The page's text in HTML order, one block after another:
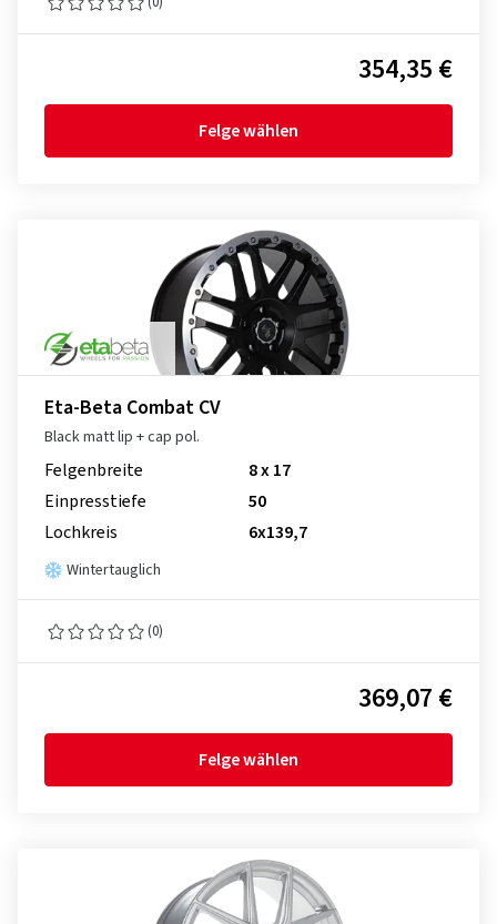
354,35 €
Felge wählen
Eta-Beta Combat CV
Black matt lip + cap pol.
Felgenbreite
8 x 17
Einpresstiefe
50
Lochkreis
6x139,7
Wintertauglich
(0)
369,07 €
Felge wählen